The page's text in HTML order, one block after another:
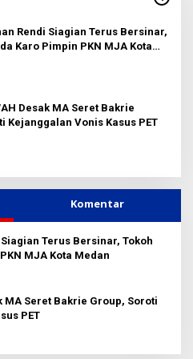
Rendi Siagian Terus Bersinar,
Karo Pimpin PKN MJA Kota
Desak MA Seret Bakrie
Kejanggalan Vonis Kasus PET
Komentar
Terus Bersinar, Tokoh
MJA Kota Medan
MA Seret Bakrie Group, Soroti
PET